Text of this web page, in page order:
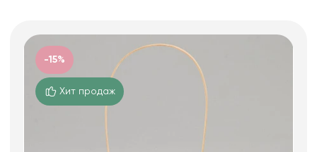
-15%
Хит продаж